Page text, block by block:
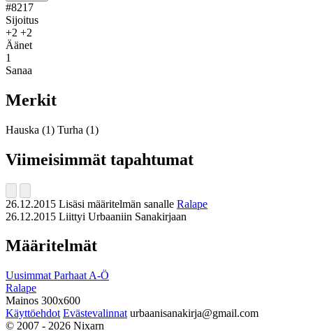
#8217
Sijoitus
+2 +2
Äänet
1
Sanaa
Merkit
Hauska (1) Turha (1)
Viimeisimmät tapahtumat
26.12.2015 Lisäsi määritelmän sanalle Ralape
26.12.2015 Liittyi Urbaaniin Sanakirjaan
Määritelmät
Uusimmat Parhaat A-Ö
Ralape
Mainos 300x600
Käyttöehdot Evästevalinnat urbaanisanakirja@gmail.com
© 2007 - 2026 Nixarn